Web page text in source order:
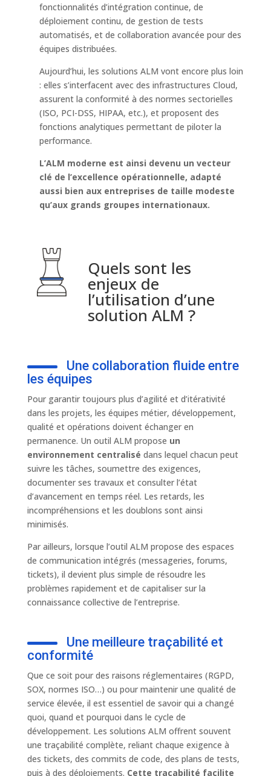
fonctionnalités d’intégration continue, de
déploiement continu, de gestion de tests
automatisés, et de collaboration avancée pour des
équipes distribuées.
Aujourd’hui, les solutions ALM vont encore plus loin
: elles s’interfacent avec des infrastructures Cloud,
assurent la conformité à des normes sectorielles
(ISO, PCI-DSS, HIPAA, etc.), et proposent des
fonctions analytiques permettant de piloter la
performance.
L’ALM moderne est ainsi devenu un vecteur
clé de l’excellence opérationnelle, adapté
aussi bien aux entreprises de taille modeste
qu’aux grands groupes internationaux.
Quels sont les
enjeux de
l’utilisation d’une
solution ALM ?
Une collaboration fluide entre
les équipes
Pour garantir toujours plus d’agilité et d’itérativité
dans les projets, les équipes métier, développement,
qualité et opérations doivent échanger en
permanence. Un outil ALM propose un
environnement centralisé dans lequel chacun peut
suivre les tâches, soumettre des exigences,
documenter ses travaux et consulter l’état
d’avancement en temps réel. Les retards, les
incompréhensions et les doublons sont ainsi
minimisés.
Par ailleurs, lorsque l’outil ALM propose des espaces
de communication intégrés (messageries, forums,
tickets), il devient plus simple de résoudre les
problèmes rapidement et de capitaliser sur la
connaissance collective de l’entreprise.
Une meilleure traçabilité et
conformité
Que ce soit pour des raisons réglementaires (RGPD,
SOX, normes ISO…) ou pour maintenir une qualité de
service élevée, il est essentiel de savoir qui a changé
quoi, quand et pourquoi dans le cycle de
développement. Les solutions ALM offrent souvent
une traçabilité complète, reliant chaque exigence à
des tickets, des commits de code, des plans de tests,
puis à des déploiements. Cette traçabilité facilite